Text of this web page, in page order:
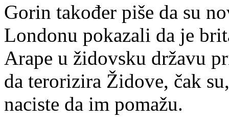
Gorin također piše da su
Londonu pokazali da je
Arape u židovsku državu
da terorizira Židove, čak
naciste da im pomažu.